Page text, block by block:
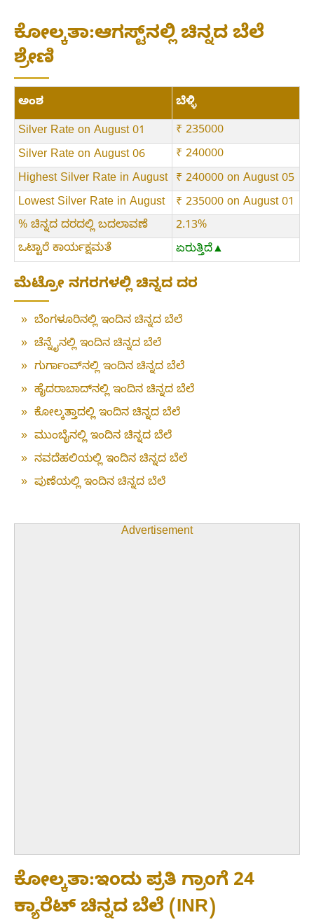
ಕೋಲ್ಕತಾ:ಆಗಸ್ಟ್‌ನಲ್ಲಿ ಚಿನ್ನದ ಬೆಲೆ
ಶ್ರೇಣಿ
ಅಂಶ
ಬೆಳ್ಳಿ
Silver Rate on August 01
₹ 235000
Silver Rate on August 06
₹ 240000
Highest Silver Rate in August ₹ 240000 on August 05
Lowest Silver Rate in August
₹ 235000 on August 01
% ಚಿನ್ನದ ದರದಲ್ಲಿ ಬದಲಾವಣೆ
2.13%
ಒಟ್ಟಾರೆ ಕಾರ್ಯಕ್ಷಮತೆ
ಏರುತ್ತಿದೆ▲
ಮೆಟ್ರೋ ನಗರಗಳಲ್ಲಿ ಚಿನ್ನದ ದರ
» ಬೆಂಗಳೂರಿನಲ್ಲಿ ಇಂದಿನ ಚಿನ್ನದ ಬೆಲೆ
» ಚೆನ್ನೈನಲ್ಲಿ ಇಂದಿನ ಚಿನ್ನದ ಬೆಲೆ
» ಗುರ್ಗಾಂವ್‌ನಲ್ಲಿ ಇಂದಿನ ಚಿನ್ನದ ಬೆಲೆ
» ಹೈದರಾಬಾದ್‌ನಲ್ಲಿ ಇಂದಿನ ಚಿನ್ನದ ಬೆಲೆ
» ಕೋಲ್ಕತ್ತಾದಲ್ಲಿ ಇಂದಿನ ಚಿನ್ನದ ಬೆಲೆ
» ಮುಂಬೈನಲ್ಲಿ ಇಂದಿನ ಚಿನ್ನದ ಬೆಲೆ
» ನವದೆಹಲಿಯಲ್ಲಿ ಇಂದಿನ ಚಿನ್ನದ ಬೆಲೆ
» ಪುಣೆಯಲ್ಲಿ ಇಂದಿನ ಚಿನ್ನದ ಬೆಲೆ
Advertisement
ಕೋಲ್ಕತಾ:ಇಂದು ಪ್ರತಿ ಗ್ರಾಂಗೆ 24
ಕ್ಯಾರೆಟ್ ಚಿನ್ನದ ಬೆಲೆ (INR)